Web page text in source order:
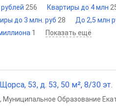
256 Квартиры до 4 млн
до 3 млн. руб 28 До 2,5 млн
1 Показать ещё
53, д. 53, 50 м², 8/30 эт.
, Муниципальное Образование